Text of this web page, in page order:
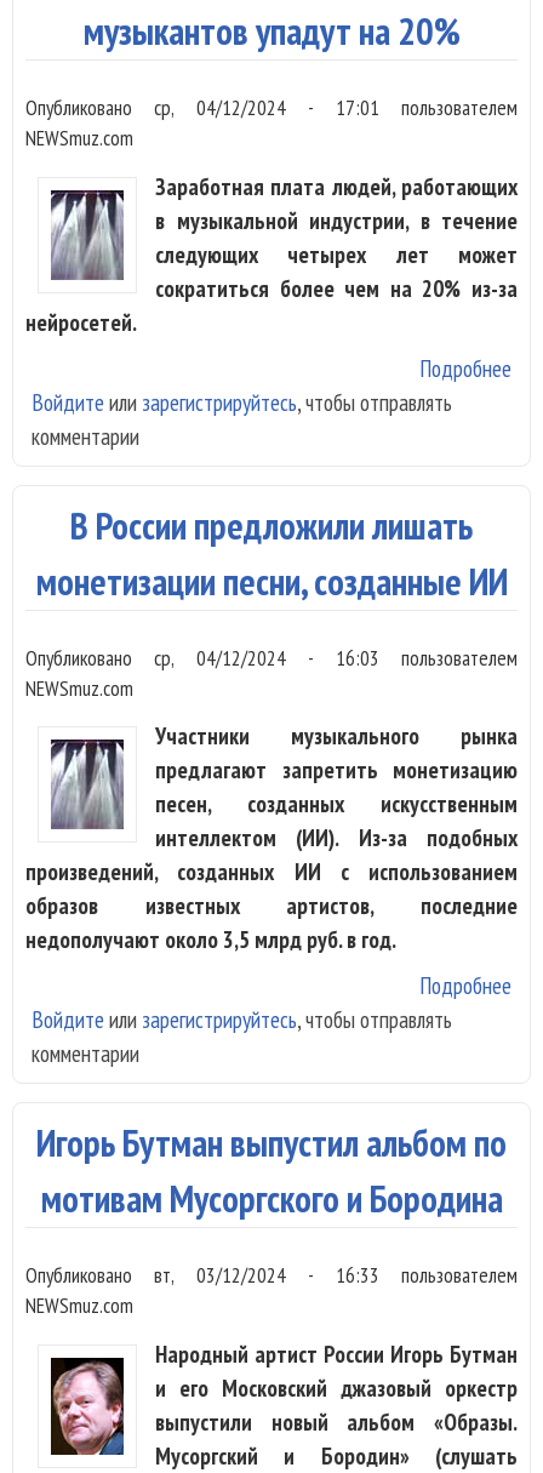
музыкантов упадут на 20%
Опубликованоср, 04/12/2024 - 17:01 пользователем
NEWSmuz.com
Заработная плата людей, работающих
в музыкальной индустрии, в течение
следующих четырех лет может
сократиться более чем на 20% из-за
нейросетей.
Подробнее
Войдите или зарегистрируйтесь, чтобы отправлять
комментарии
В России предложили лишать
монетизации песни, созданные ИИ
Опубликованоср, 04/12/2024 - 16:03 пользователем
NEWSmuz.com
Участники музыкального рынка
предлагают запретить монетизацию
песен, созданных искусственным
интеллектом (ИИ). Из-за подобных
произведений, созданных ИИ с использованием
образов известных артистов, последние
недополучают около 3,5 млрд руб. в год.
Подробнее
Войдите или зарегистрируйтесь, чтобы отправлять
комментарии
Игорь Бутман выпустил альбом по
мотивам Мусоргского и Бородина
Опубликовановт, 03/12/2024 - 16:33 пользователем
NEWSmuz.com
Народный артист России Игорь Бутман
и его Московский джазовый оркестр
выпустили новый альбом «Образы.
Мусоргский и Бородин» (слушать